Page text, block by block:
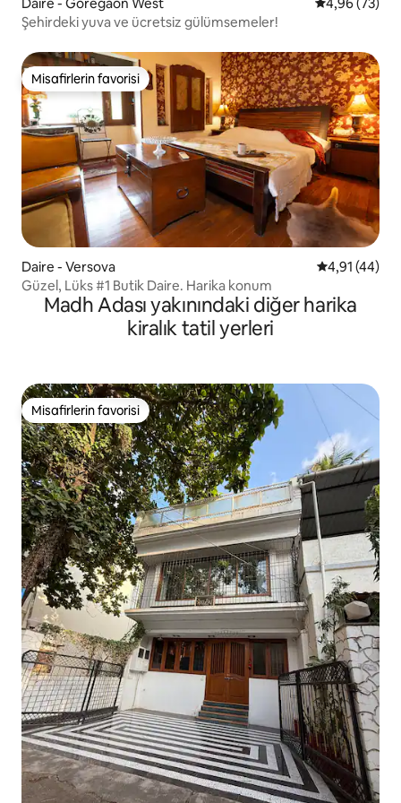
Şehirdeki yuva ve ücretsiz gülümsemeler!
Misafirlerin favorisi
Misafirlerin favorisi
Daire - Versova 5 üzerinden
4,91 (44)
Güzel, Lüks #1 Butik Daire. Harika konum
Madh Adası yakınındaki diğer harika
kiralık tatil yerleri
Misafirlerin favorisi
Misafirlerin favorisi